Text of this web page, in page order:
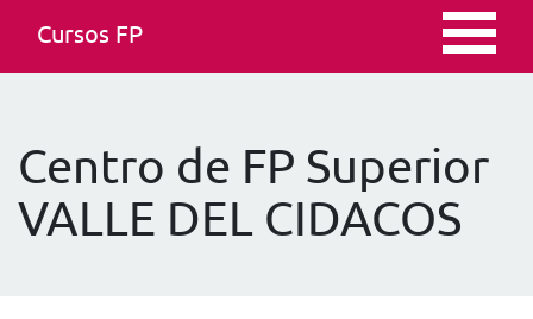
Cursos FP
Centro de FP Superior
VALLE DEL CIDACOS